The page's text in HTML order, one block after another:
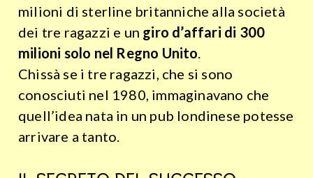
milioni di sterline britanniche alla società
dei tre ragazzi e un giro d’affari di 300
milioni solo nel Regno Unito.
Chissà se i tre ragazzi, che si sono
conosciuti nel 1980, immaginavano che
quell’idea nata in un pub londinese potesse
arrivare a tanto.